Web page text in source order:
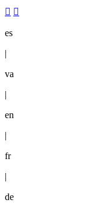
es
|
va
|
en
|
fr
|
de